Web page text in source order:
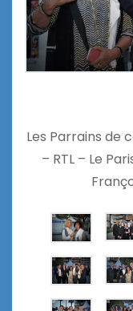
Les Parrains de
– RTL – Le